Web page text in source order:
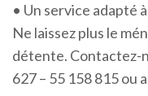
• Un service adapté
Ne laissez plus le
détente. Contactez-
627 – 55 158 815 ou